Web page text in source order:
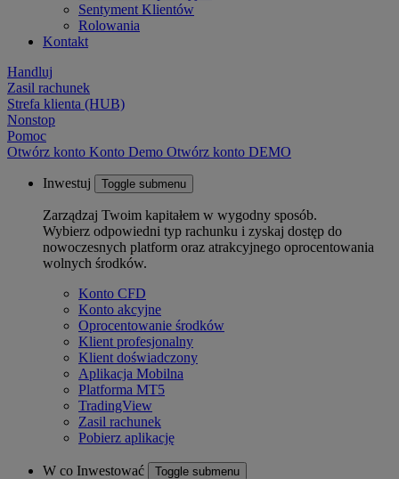
Sentyment Klientów
Rolowania
Kontakt
Handluj
Zasil rachunek
Strefa klienta (HUB)
Nonstop
Pomoc
Otwórz konto Konto Demo Otwórz konto DEMO
Inwestuj Toggle submenu
Zarządzaj Twoim kapitałem w wygodny sposób.
Wybierz odpowiedni typ rachunku i zyskaj dostęp do
nowoczesnych platform oraz atrakcyjnego oprocentowania
wolnych środków.
Konto CFD
Konto akcyjne
Oprocentowanie środków
Klient profesjonalny
Klient doświadczony
Aplikacja Mobilna
Platforma MT5
TradingView
Zasil rachunek
Pobierz aplikację
W co Inwestować Toggle submenu